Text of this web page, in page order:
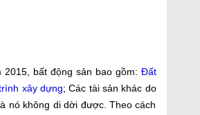
bất động sản bao gồm: Đất
xây dựng; Các tài sản khác do
nó không di dời được. Theo cách